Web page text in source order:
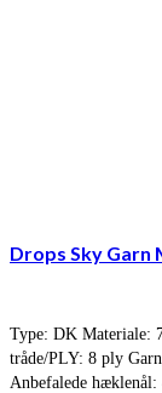
Drops Sky Garn
Type: DK Materiale:
tråde/PLY: 8 ply
Anbefalede